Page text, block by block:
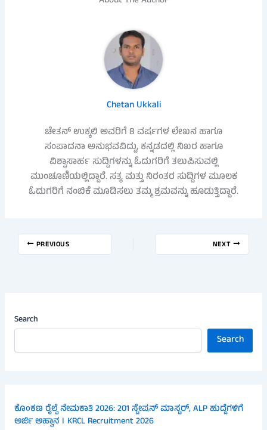
Chetan Ukkali
ಚೇತನ್ ಉಕ್ಕಲಿ ಅವರಿಗೆ 8 ವರ್ಷಗಳ ಲೇಖನ ಹಾಗೂ
ಸಂಪಾದನಾ ಅನುಭವವಿದ್ದು, ಕನ್ನಡದಲ್ಲಿ ನಿಖರ ಹಾಗೂ
ವಿಶ್ವಾಸಾರ್ಹ ಸುದ್ದಿಗಳನ್ನು ಓದುಗರಿಗೆ ತಲುಪಿಸುವಲ್ಲಿ
ಮುಂಚೂಣಿಯಲ್ಲಿದ್ದಾರೆ. ಸತ್ಯ ಮತ್ತು ನಿರಂತರ ಸುದ್ದಿಗಳ ಮೂಲಕ
ಓದುಗರಿಗೆ ನಂಬಿಕೆ ಮೂಡಿಸಲು ತಮ್ಮ ಶ್ರಮವನ್ನು ಹೂಡುತ್ತಿದ್ದಾರೆ.
PREVIOUS NEXT
Search
Search
ಕೊಂಕಣ ರೈಲ್ವೆ ನೇಮಕಾತಿ 2026: 201 ಸ್ಟೇಷನ್ ಮಾಸ್ಟರ್, ALP ಹುದ್ದೆಗಳಿಗೆ
ಅರ್ಜಿ ಅಹ್ವಾನ । KRCL Recruitment 2026